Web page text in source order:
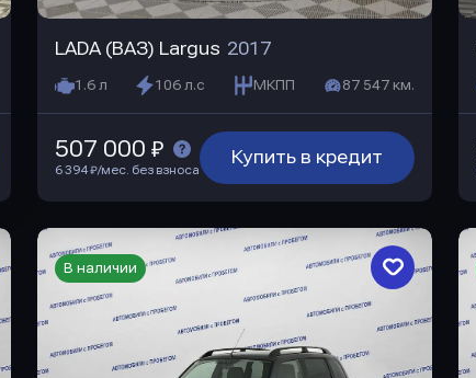
LADA (ВАЗ) Largus 2017
1.6 л 106 л.с МКПП 87 547 км.
Купить в кредит
507 000 ₽
6 394 ₽/мес. без взноса
В наличии